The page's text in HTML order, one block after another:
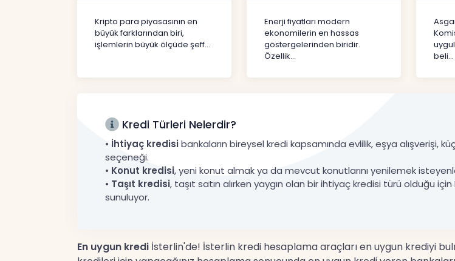
Kripto para piyasasının en
büyük farklarından biri,
işlemlerin büyük ölçüde şeff...
Enerji fiyatları modern
ekonomilerin en hassas
göstergelerinden biridir.
Özellik...
beli...
Kredi Türleri Nelerdir?
• İhtiyaç kredisibankaların bireysel kredi kapsamında evlilik, eşya alışverişi,
seçeneği.
• Konut kredisi, yeni konut almak ya da mevcut konutlarını yenilemek
• Taşıt kredisi, taşıt satın alırken yaygın olan bir ihtiyaç kredisi türü olduğu
sunuluyor.
En uygun kredi İsterlin'de! İsterlin kredi hesaplama araçları en uygun krediyi